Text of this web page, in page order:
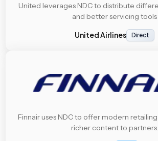
United leverages NDC to distribute
and better servicing tools
United Airlines Direct
Finnair uses NDC to offer modern
richer content to partners.